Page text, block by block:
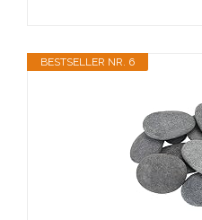
BESTSELLER NR. 6